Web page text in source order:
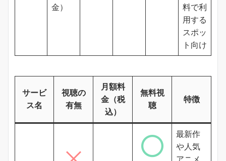
金）
料で利
用する
スポッ
ト向け
サービ
ス名
視聴の
有無
月額料
金（税
込）
無料視
聴
特徴
最新作
や人気
アニメ